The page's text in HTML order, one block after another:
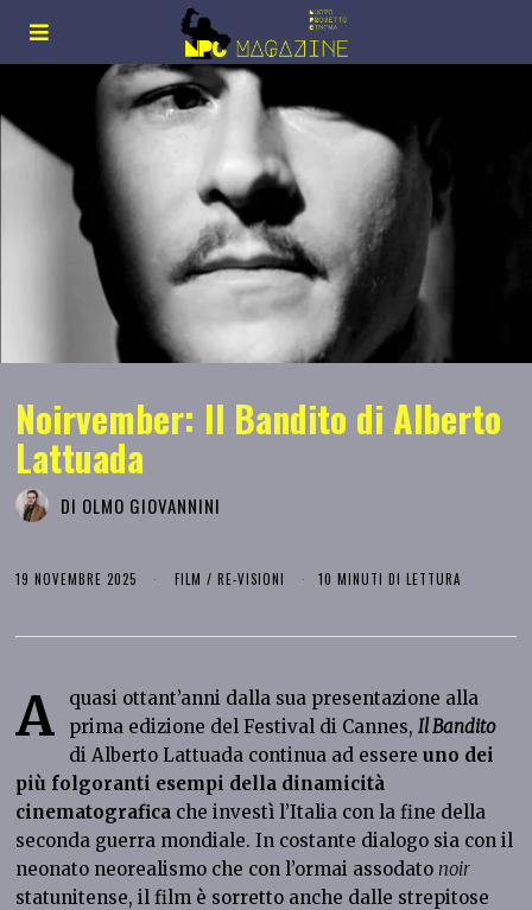
Noirvember: Il Bandito di Alberto
Lattuada
DI OLMO GIOVANNINI
19 NOVEMBRE 2025 FILM / RE-VISIONI 10 MINUTI DI LETTURA
A
quasi ottant’anni dalla sua presentazione alla
prima edizione del Festival di Cannes,Il Bandito
di Alberto Lattuada continua ad essereuno dei
più folgoranti esempi della dinamicità
cinematografica che investì l’Italia con la fine della
seconda guerra mondiale. In costante dialogo sia con il
neonato neorealismo che con l’ormai assodato noir
statunitense, il film è sorretto anche dalle strepitose